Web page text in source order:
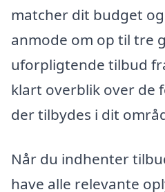
matcher dit budget
anmode om op til tre
uforpligtende tilbud
klart overblik over de
der tilbydes i dit
Når du indhenter
have alle relevante